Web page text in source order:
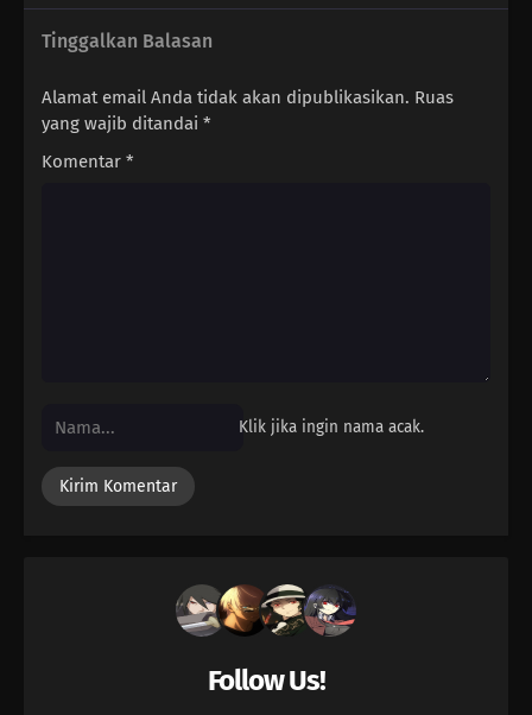
Tinggalkan Balasan
Alamat email Anda tidak akan dipublikasikan. Ruas
yang wajib ditandai *
Komentar *
Klik jika ingin nama acak.
Follow Us!